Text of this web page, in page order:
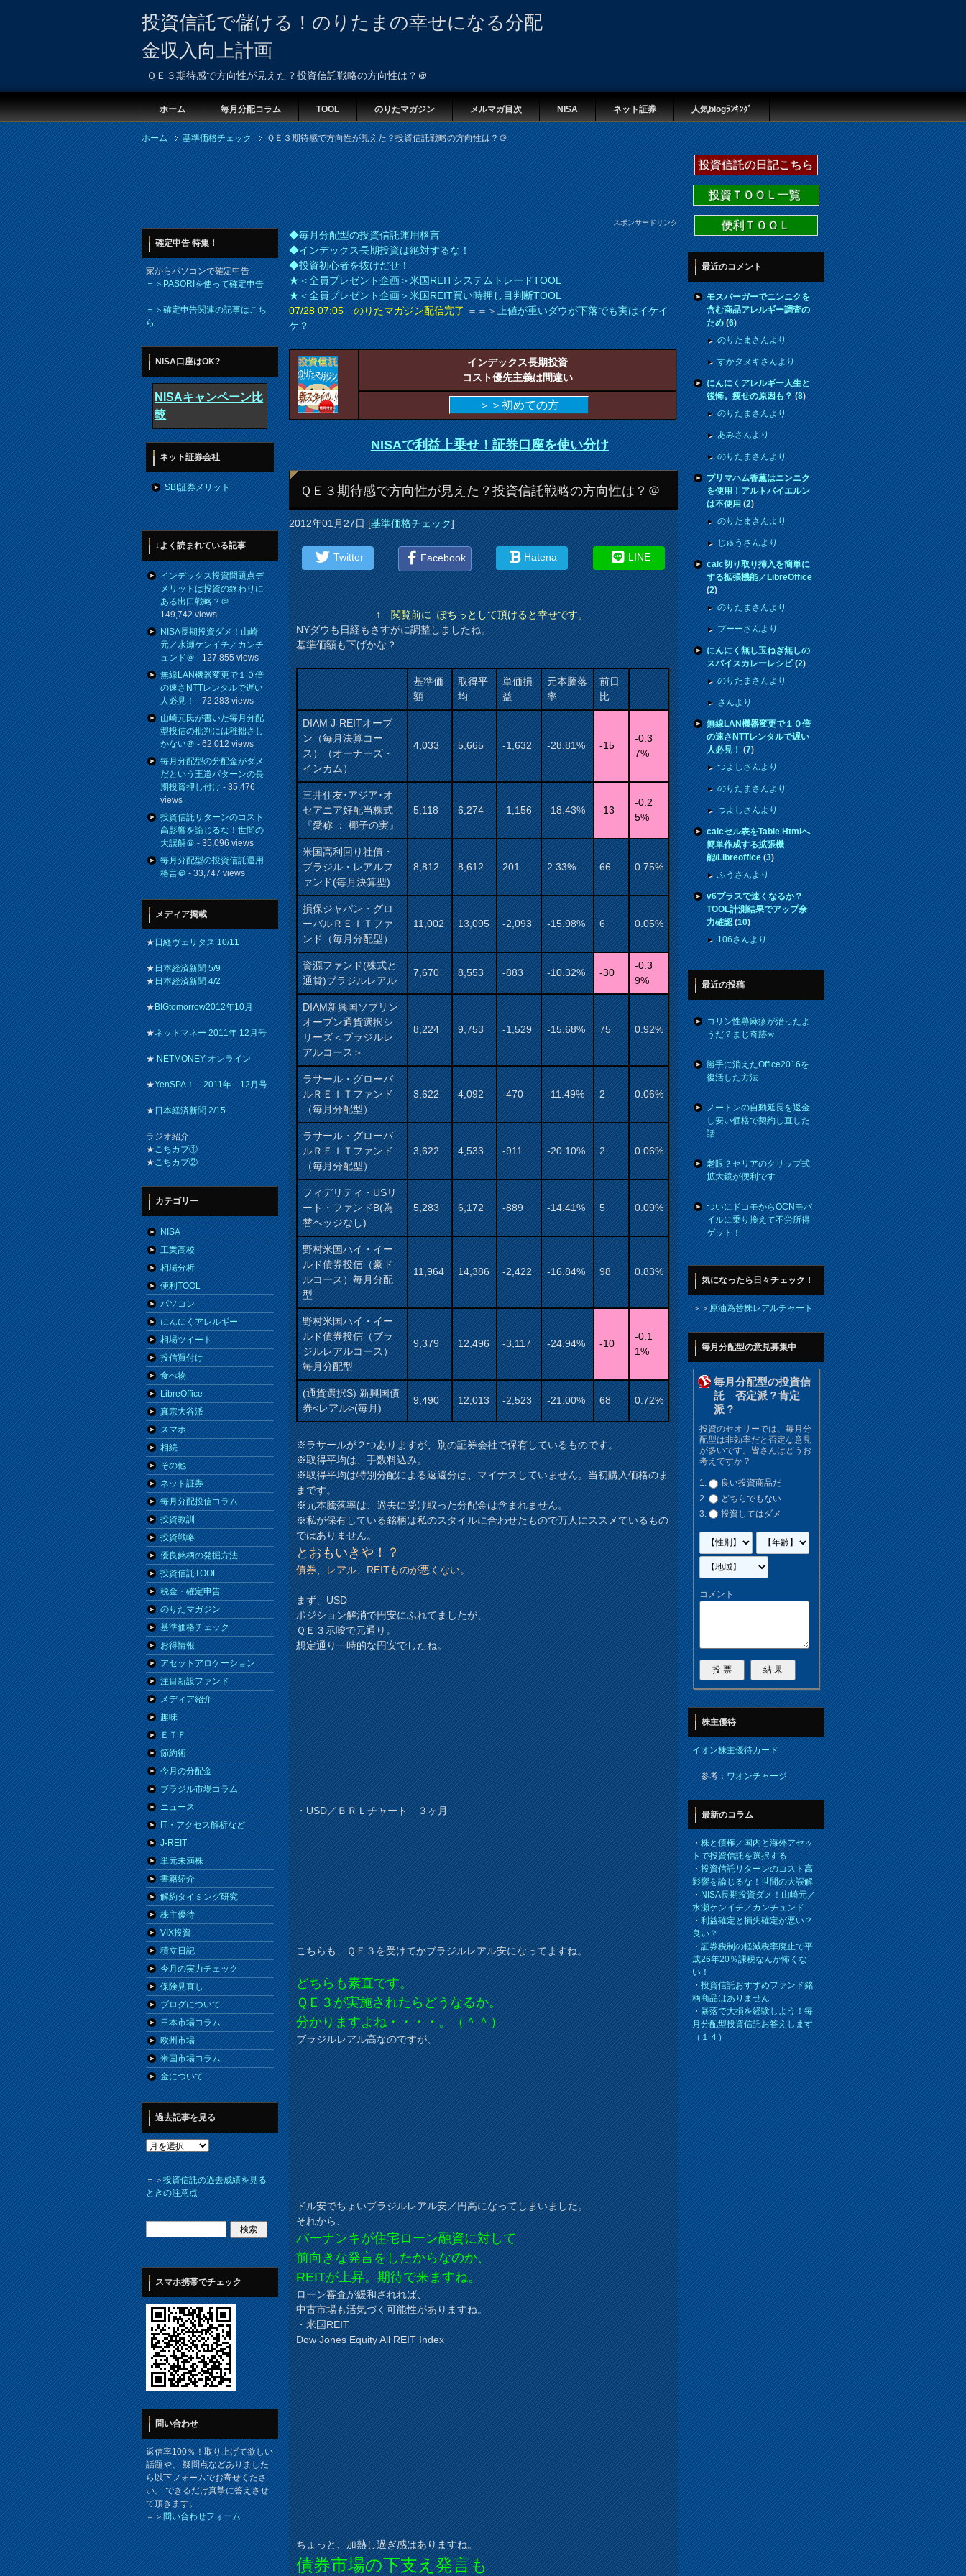
投資信託で儲ける！のりたまの幸せになる分配
金収入向上計画
ＱＥ３期待感で方向性が見えた？投資信託戦略の方向性は？＠
ホーム 毎月分配コラム TOOL のりたマガジン メルマガ目次 NISA ネット証券 人気blogﾗﾝｷﾝｸﾞ
ホーム 基準価格チェック ＱＥ３期待感で方向性が見えた？投資信託戦略の方向性は？＠
スポンサードリンク
◆毎月分配型の投資信託運用格言
◆インデックス長期投資は絶対するな！
◆投資初心者を抜けだせ！
★＜全員プレゼント企画＞米国REITシステムトレードTOOL
★＜全員プレゼント企画＞米国REIT買い時押し目判断TOOL
07/28 07:05 のりたマガジン配信完了＝＝＞上値が重いダウが下落でも実はイケイ
ケ？
インデックス長期投資
コスト優先主義は間違い
＞＞初めての方
NISAで利益上乗せ！証券口座を使い分け
ＱＥ３期待感で方向性が見えた？投資信託戦略の方向性は？＠
2012年01月27日[基準価格チェック]
Twitter Facebook Hatena LINE
↑ 閲覧前に ぽちっとして頂けると幸せです。
NYダウも日経もさすがに調整しましたね。
基準価額も下げかな？
基準価
額
取得平
均
単価損
益
元本騰落
率
前日
比
DIAM J-REITオープ
ン（毎月決算コー
ス）（オーナーズ・
インカム）
4,033 5,665 -1,632 -28.81% -15
-0.3
7%
三井住友･アジア･オ
セアニア好配当株式
『愛称 ： 椰子の実』
5,118 6,274 -1,156 -18.43% -13
-0.2
5%
米国高利回り社債・
ブラジル・レアルフ
ァンド(毎月決算型)
8,812 8,612 201 2.33% 66 0.75%
損保ジャパン・グロ
ーバルＲＥＩＴファ
ンド（毎月分配型）
11,002 13,095 -2,093 -15.98% 6 0.05%
資源ファンド(株式と
通貨)ブラジルレアル
7,670 8,553 -883 -10.32% -30
-0.3
9%
DIAM新興国ソブリン
オープン通貨選択シ
リーズ＜ブラジルレ
アルコース＞
8,224 9,753 -1,529 -15.68% 75 0.92%
ラサール・グローバ
ルＲＥＩＴファンド
（毎月分配型）
3,622 4,092 -470 -11.49% 2 0.06%
ラサール・グローバ
ルＲＥＩＴファンド
（毎月分配型）
3,622 4,533 -911 -20.10% 2 0.06%
フィデリティ・USリ
ート・ファンドB(為
替ヘッジなし)
5,283 6,172 -889 -14.41% 5 0.09%
野村米国ハイ・イー
ルド債券投信（豪ド
ルコース）毎月分配
型
11,964 14,386 -2,422 -16.84% 98 0.83%
野村米国ハイ・イー
ルド債券投信（ブラ
ジルレアルコース）
毎月分配型
9,379 12,496 -3,117 -24.94% -10
-0.1
1%
(通貨選択S) 新興国債
券<レアル>(毎月)
9,490 12,013 -2,523 -21.00% 68 0.72%
※ラサールが２つありますが、別の証券会社で保有しているものです。
※取得平均は、手数料込み。
※取得平均は特別分配による返還分は、マイナスしていません。当初購入価格のま
まです。
※元本騰落率は、過去に受け取った分配金は含まれません。
※私が保有している銘柄は私のスタイルに合わせたもので万人にススメているもの
ではありません。
とおもいきや！？
債券、レアル、REITものが悪くない。
まず、USD
ポジション解消で円安にふれてましたが、
ＱＥ３示唆で元通り。
想定通り一時的な円安でしたね。
・USD／ＢＲＬチャート ３ヶ月
こちらも、ＱＥ３を受けてかブラジルレアル安になってますね。
どちらも素直です。
ＱＥ３が実施されたらどうなるか。
分かりますよね・・・・。（＾＾）
ブラジルレアル高なのですが、
ドル安でちょいブラジルレアル安／円高になってしまいました。
それから、
バーナンキが住宅ローン融資に対して
前向きな発言をしたからなのか、
REITが上昇。期待で来ますね。
ローン審査が緩和されれば、
中古市場も活気づく可能性がありますね。
・米国REIT
Dow Jones Equity All REIT Index
ちょっと、加熱し過ぎ感はありますね。
債券市場の下支え発言も
確定申告 特集！
家からパソコンで確定申告
＝＞PASORIを使って確定申告
＝＞確定申告関連の記事はこち
ら
NISA口座はOK?
NISAキャンペーン比
較
ネット証券会社
SBI証券メリット
↓よく読まれている記事
インデックス投資問題点デ
メリットは投資の終わりに
ある出口戦略？＠-
149,742 views
NISA長期投資ダメ！山崎
元／水瀬ケンイチ／カンチ
ュンド＠- 127,855 views
無線LAN機器変更で１０倍
の速さNTTレンタルで遅い
人必見！- 72,283 views
山崎元氏が書いた毎月分配
型投信の批判には稚拙さし
かない＠- 62,012 views
毎月分配型の分配金がダメ
だという王道パターンの長
期投資押し付け- 35,476
views
投資信託リターンのコスト
高影響を論じるな！世間の
大誤解＠- 35,096 views
毎月分配型の投資信託運用
格言＠- 33,747 views
メディア掲載
★日経ヴェリタス 10/11
★日本経済新聞 5/9
★日本経済新聞 4/2
★BIGtomorrow2012年10月
★ネットマネー 2011年 12月号
★NETMONEY オンライン
★YenSPA！ 2011年 12月号
★日本経済新聞 2/15
ラジオ紹介
★こちカブ①
★こちカブ②
カテゴリー
NISA
工業高校
相場分析
便利TOOL
パソコン
にんにくアレルギー
相場ツイート
投信買付け
食べ物
LibreOffice
真宗大谷派
スマホ
相続
その他
ネット証券
毎月分配投信コラム
投資教訓
投資戦略
優良銘柄の発掘方法
投資信託TOOL
税金・確定申告
のりたマガジン
基準価格チェック
お得情報
アセットアロケーション
注目新設ファンド
メディア紹介
趣味
ＥＴＦ
節約術
今月の分配金
ブラジル市場コラム
ニュース
IT・アクセス解析など
J-REIT
単元未満株
書籍紹介
解約タイミング研究
株主優待
VIX投資
積立日記
今月の実力チェック
保険見直し
ブログについて
日本市場コラム
欧州市場
米国市場コラム
金について
過去記事を見る
＝＞投資信託の過去成績を見る
ときの注意点
スマホ携帯でチェック
問い合わせ
返信率100％！取り上げて欲しい
話題や、 疑問点などありました
ら以下フォームでお寄せくださ
い。 できるだけ真摯に答えさせ
て頂きます。
＝＞問い合わせフォーム
投資信託の日記こちら
投資ＴＯＯＬ一覧
便利ＴＯＯＬ
最近のコメント
モスバーガーでニンニクを
含む商品アレルギー調査の
ため(6)
のりたまさんより
すかタヌキさんより
にんにくアレルギー人生と
後悔。痩せの原因も？(8)
のりたまさんより
あみさんより
のりたまさんより
プリマハム香薫はニンニク
を使用！アルトバイエルン
は不使用(2)
のりたまさんより
じゅうさんより
calc切り取り挿入を簡単に
する拡張機能／LibreOffice
(2)
のりたまさんより
プーーさんより
にんにく無し玉ねぎ無しの
スパイスカレーレシピ(2)
のりたまさんより
さんより
無線LAN機器変更で１０倍
の速さNTTレンタルで遅い
人必見！(7)
つよしさんより
のりたまさんより
つよしさんより
calcセル表をTable Htmlへ
簡単作成する拡張機
能/Libreoffice(3)
ふうさんより
v6プラスで速くなるか？
TOOL計測結果でアップ余
力確認(10)
106さんより
最近の投稿
コリン性蕁麻疹が治ったよ
うだ？まじ奇跡ｗ
勝手に消えたOffice2016を
復活した方法
ノートンの自動延長を返金
し安い価格で契約し直した
話
老眼？セリアのクリップ式
拡大鏡が便利です
ついにドコモからOCNモバ
イルに乗り換えて不労所得
ゲット！
気になったら日々チェック！
＞＞原油為替株レアルチャート
毎月分配型の意見募集中
毎月分配型の投資信
託 否定派？肯定
派？
投資のセオリーでは、毎月分
配型は非効率だと否定な意見
が多いです。皆さんはどうお
考えですか？
良い投資商品だ
どちらでもない
投資してはダメ
コメント
株主優待
イオン株主優待カード
参考：ワオンチャージ
最新のコラム
・株と債権／国内と海外アセッ
トで投資信託を選択する
・投資信託リターンのコスト高
影響を論じるな！世間の大誤解
・NISA長期投資ダメ！山崎元／
水瀬ケンイチ／カンチュンド
・利益確定と損失確定が悪い？
良い？
・証券税制の軽減税率廃止で平
成26年20％課税なんか怖くな
い！
・投資信託おすすめファンド銘
柄商品はありません
・暴落で大損を経験しよう！毎
月分配型投資信託お答えします
（１４）